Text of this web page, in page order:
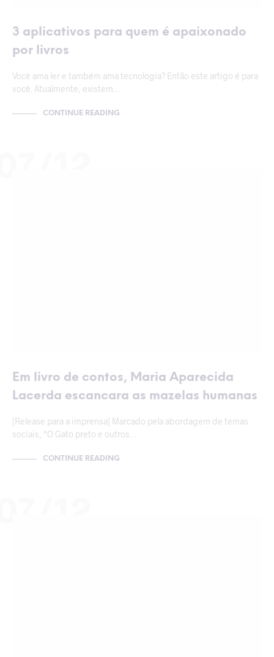
3 aplicativos para quem é apaixonado
por livros
Você ama ler e também ama tecnologia? Então este artigo é para
você. Atualmente, existem…
CONTINUE READING
Em livro de contos, Maria Aparecida
Lacerda escancara as mazelas humanas
[Release para a imprensa] Marcado pela abordagem de temas
sociais, “O Gato preto e outros…
CONTINUE READING